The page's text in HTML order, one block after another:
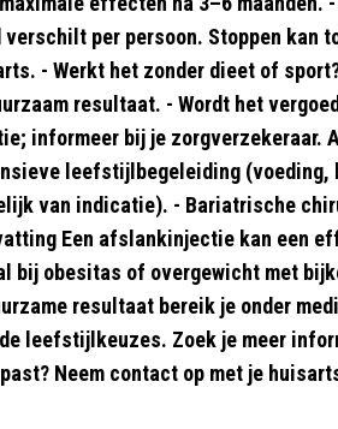
verschilt per persoon. Stoppen kan
- Werkt het zonder dieet of
resultaat. - Wordt het
informeer bij je zorgverzekeraar.
leefstijlbegeleiding (voeding,
van indicatie). - Bariatrische
Een afslankinjectie kan een
bij obesitas of overgewicht met
resultaat bereik je onder
leefstijlkeuzes. Zoek je meer
Neem contact op met je